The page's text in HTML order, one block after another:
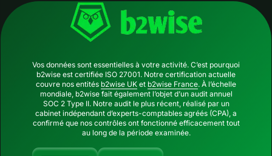
Vos données sont essentielles à votre activité. C’est pourquoi
b2wise est certifiée ISO 27001. Notre certification actuelle
couvre nos entités b2wise UK et b2wise France. À l’échelle
mondiale, b2wise fait également l’objet d’un audit annuel
SOC 2 Type II. Notre audit le plus récent, réalisé par un
cabinet indépendant d’experts-comptables agréés (CPA), a
confirmé que nos contrôles ont fonctionné efficacement tout
au long de la période examinée.